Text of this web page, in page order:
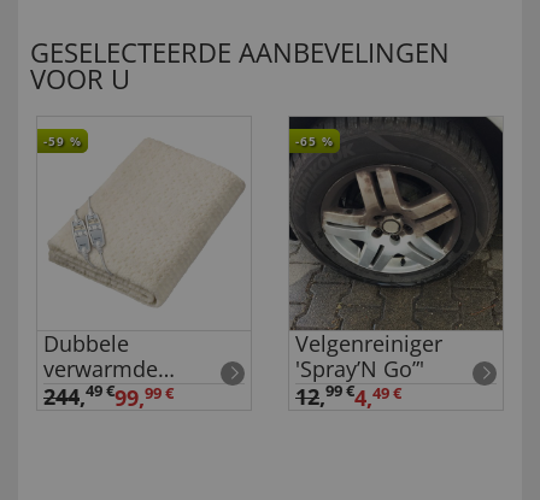
GESELECTEERDE AANBEVELINGEN
VOOR U
-59 %
Dubbele
verwarmde
onderdeken Teddy
244,49 €99,99 €
-65 %
Velgenreiniger
'Spray’N Go”'
12,99 €4,49 €